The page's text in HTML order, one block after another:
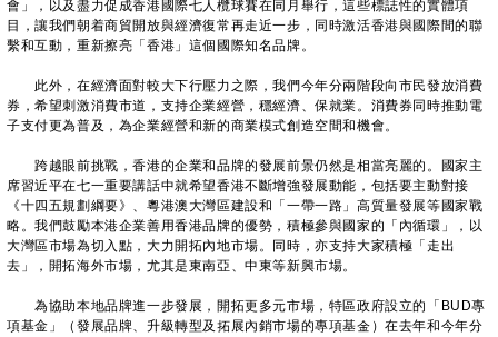
會」，以及盡力促成香港國際七人欖球賽在同月舉行，這些標誌性的實體項
目，讓我們朝着商貿開放與經濟復常再走近一步，同時激活香港與國際間的聯
繫和互動，重新擦亮「香港」這個國際知名品牌。
此外，在經濟面對較大下行壓力之際，我們今年分兩階段向市民發放消費
券，希望刺激消費市道，支持企業經營，穩經濟、保就業。消費券同時推動電
子支付更為普及，為企業經營和新的商業模式創造空間和機會。
跨越眼前挑戰，香港的企業和品牌的發展前景仍然是相當亮麗的。國家主
席習近平在七一重要講話中就希望香港不斷增強發展動能，包括要主動對接
《十四五規劃綱要》、粵港澳大灣區建設和「一帶一路」高質量發展等國家戰
略。我們鼓勵本港企業善用香港品牌的優勢，積極參與國家的「內循環」，以
大灣區市場為切入點，大力開拓內地市場。同時，亦支持大家積極「走出
去」，開拓海外市場，尤其是東南亞、中東等新興市場。
為協助本地品牌進一步發展，開拓更多元市場，特區政府設立的「BUD專
項基金」（發展品牌、升級轉型及拓展內銷市場的專項基金）在去年和今年分